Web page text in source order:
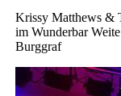
Krissy Matthews &
im Wunderbar
Burggraf